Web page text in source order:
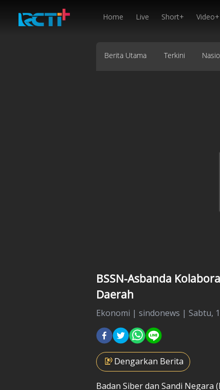
Home Live Short+ Video+
Berita Utama Terkini
BSSN-Asbanda
Daerah
Ekonomi | sindonews | Sabtu,
Dengarkan Berita
Badan Siber dan Sandi Negara